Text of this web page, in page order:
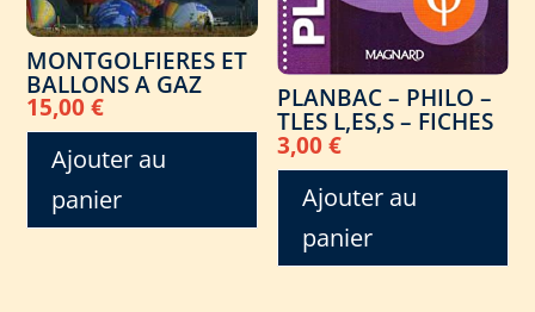
MONTGOLFIERES ET
BALLONS A GAZ
15,00€
Ajouter au
panier
PLANBAC – PHILO –
TLES L,ES,S – FICHES
3,00€
Ajouter au
panier